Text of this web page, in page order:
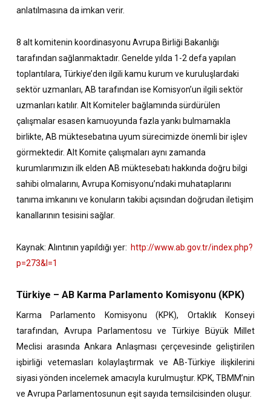
anlatılmasına da imkan verir.
8 alt komitenin koordinasyonu Avrupa Birliği Bakanlığı
tarafından sağlanmaktadır. Genelde yılda 1-2 defa yapılan
toplantılara, Türkiye’den ilgili kamu kurum ve kuruluşlardaki
sektör uzmanları, AB tarafından ise Komisyon’un ilgili sektör
uzmanları katılır. Alt Komiteler bağlamında sürdürülen
çalışmalar esasen kamuoyunda fazla yankı bulmamakla
birlikte, AB müktesebatına uyum sürecimizde önemli bir işlev
görmektedir. Alt Komite çalışmaları aynı zamanda
kurumlarımızın ilk elden AB müktesebatı hakkında doğru bilgi
sahibi olmalarını, Avrupa Komisyonu’ndaki muhataplarını
tanıma imkanını ve konuların takibi açısından doğrudan iletişim
kanallarının tesisini sağlar.
Kaynak: Alıntının yapıldığı yer: http://www.ab.gov.tr/index.php?
p=273&l=1
Türkiye – AB Karma Parlamento Komisyonu (KPK)
Karma Parlamento Komisyonu (KPK), Ortaklık Konseyi
tarafından, Avrupa Parlamentosu ve Türkiye Büyük Millet
Meclisi arasında Ankara Anlaşması çerçevesinde geliştirilen
işbirliği vetemasları kolaylaştırmak ve AB-Türkiye ilişkilerini
siyasi yönden incelemek amacıyla kurulmuştur. KPK, TBMM’nin
ve Avrupa Parlamentosunun eşit sayıda temsilcisinden oluşur.